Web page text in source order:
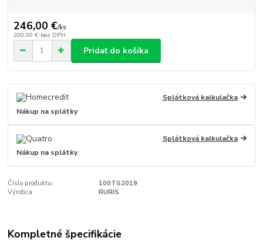
246,00 €/ks
200,00 € bez DPH
Pridať do košíka
Splátková kalkulačka
Nákup na splátky
Splátková kalkulačka
Nákup na splátky
Číslo produktu:
100TS2019
Výrobca:
RURIS
Kompletné špecifikácie